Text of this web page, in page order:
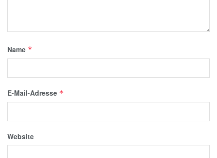
Name *
E-Mail-Adresse *
Website